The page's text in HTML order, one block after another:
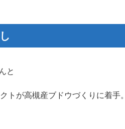
と
トが高槻産ブドウづくりに着手。